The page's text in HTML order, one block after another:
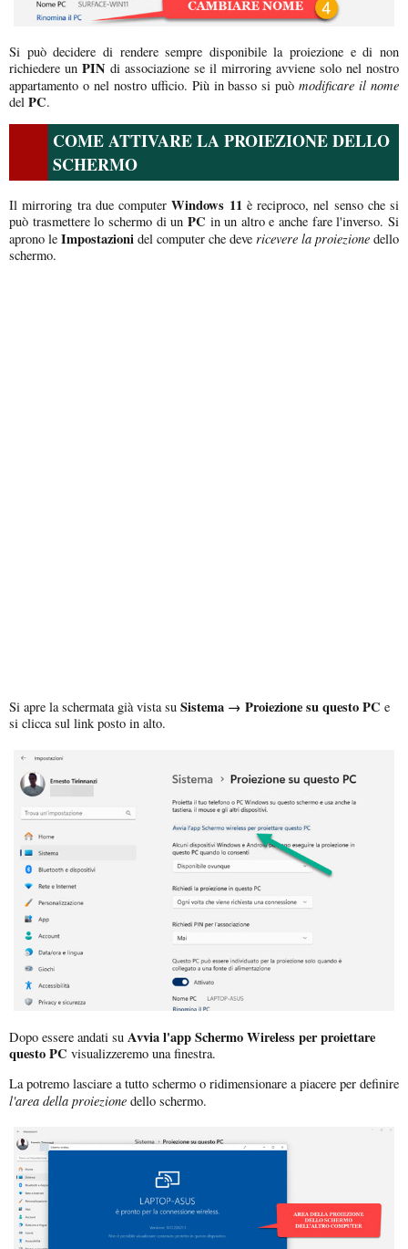
Si può decidere di rendere sempre disponibile la proiezione e di non
richiedere un PIN di associazione se il mirroring avviene solo nel nostro
appartamento o nel nostro ufficio. Più in basso si puòmodificare il nome
del PC.
COME ATTIVARE LA PROIEZIONE DELLO
SCHERMO
Il mirroring tra due computer Windows 11è reciproco, nel senso che si
può trasmettere lo schermo di un PC in un altro e anche fare l'inverso. Si
aprono le Impostazioni del computer che deve ricevere la proiezione dello
schermo.
Si apre la schermata già vista su Sistema → Proiezione su questo PC e
si clicca sul link posto in alto.
Dopo essere andati su Avvia l'appSchermo Wireless per proiettare
questo PC visualizzeremo una finestra.
La potremo lasciare a tutto schermo o ridimensionare a piacere per definire
l'area della proiezione dello schermo.